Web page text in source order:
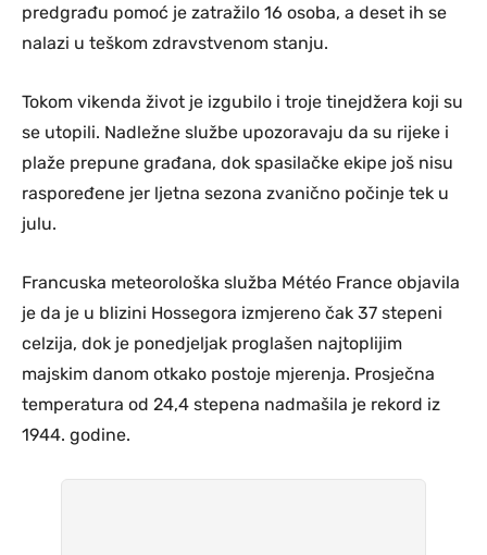
predgrađu pomoć je zatražilo 16 osoba, a deset ih se
nalazi u teškom zdravstvenom stanju.
Tokom vikenda život je izgubilo i troje tinejdžera koji su
se utopili. Nadležne službe upozoravaju da su rijeke i
plaže prepune građana, dok spasilačke ekipe još nisu
raspoređene jer ljetna sezona zvanično počinje tek u
julu.
Francuska meteorološka služba Météo France objavila
je da je u blizini Hossegora izmjereno čak 37 stepeni
celzija, dok je ponedjeljak proglašen najtoplijim
majskim danom otkako postoje mjerenja. Prosječna
temperatura od 24,4 stepena nadmašila je rekord iz
1944. godine.